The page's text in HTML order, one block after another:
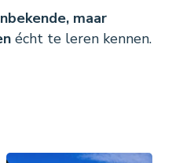
maar
écht te leren kennen.